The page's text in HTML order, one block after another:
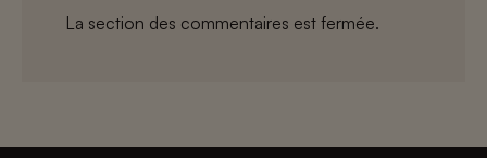
La section des commentaires est fermée.